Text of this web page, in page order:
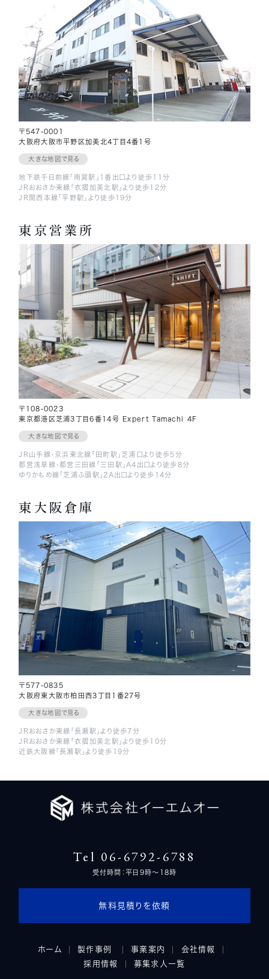
〒547-0001
大阪府大阪市平野区加美北4丁目4番1号
大きな地図で見る
地下鉄千日前線「南巽駅」1番出口より徒歩11分
JRおおさか東線「衣摺加美北駅」より徒歩12分
JR関西本線「平野駅」より徒歩19分
東京営業所
〒108-0023
東京都港区芝浦3丁目6番14号 Expert Tamachi 4F
大きな地図で見る
JR山手線・京浜東北線「田町駅」芝浦口より徒歩5分
都営浅草線・都営三田線「三田駅」A4出口より徒歩8分
ゆりかもめ線「芝浦ふ頭駅」2A出口より徒歩14分
東大阪倉庫
〒577-0835
大阪府東大阪市柏田西3丁目1番27号
大きな地図で見る
JRおおさか東線「長瀬駅」より徒歩7分
JRおおさか東線「衣摺加美北駅」より徒歩10分
近鉄大阪線「長瀬駅」より徒歩19分
Tel 06-6792-6788
受付時間：平日9時～18時
無料見積りを依頼
ホーム 製作事例 事業案内
会社情報
採用情報
募集求人一覧